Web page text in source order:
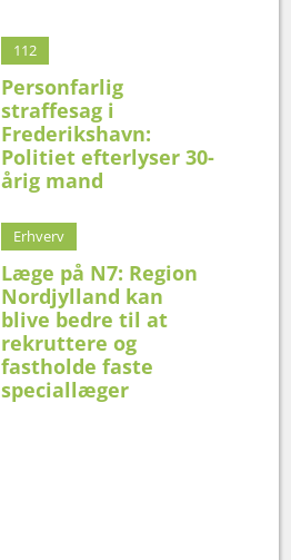
112
Personfarlig
straffesag i
Frederikshavn:
Politiet efterlyser 30-
årig mand
Erhverv
Læge på N7: Region
Nordjylland kan
blive bedre til at
rekruttere og
fastholde faste
speciallæger